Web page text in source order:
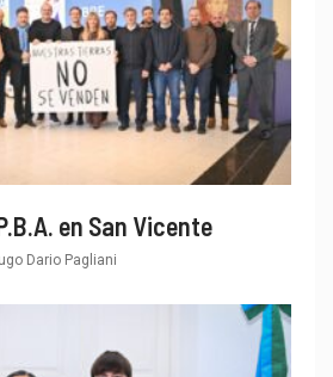
en San Vicente
Dario Pagliani